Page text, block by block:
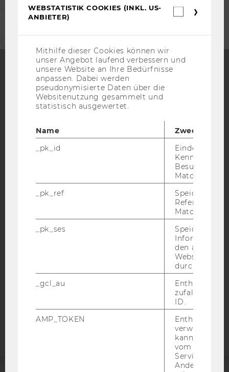
UNTERNEHMEN
Facebook InstagramBlog
Bluesky
BARRIEREFREIHEITSERKLÄRUNG WEBSEITE
DATENSCHUTZERKLÄRUNG
DATENSCHUTZERKLÄRUNG SOCIAL MEDIA
STUDIENBEWERBER*INNEN UND STUDIERENDE
COOKIE EINSTELLUNGEN
Barrierefreiheitserklärung
WEBSTATISTIK COOKIES (INKL. US-
ANBIETER)
Mithilfe dieser Cookies können wir
unser Angebot laufend verbessern und
unsere Website an Ihre Bedürfnisse
anpassen. Dabei werden
pseudonymisierte Daten über die
Websitenutzung gesammelt und
statistisch ausgewertet.
Name
Zweck
_pk_id
Eindeutige
Besuchers
Matomo.
_pk_ref
Speicherung
Referrers
Matomo.
_pk_ses
Speicherung
den aktuellen
durch
_gcl_au
Enthält eine
ID.
AMP_TOKEN
Enthält ein
verwendet
kann, um
vom AMP-
Service
Andere